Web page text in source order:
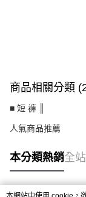
商品相關分類
■ 短 褲 ║
人氣商品推薦
本分類熱銷全